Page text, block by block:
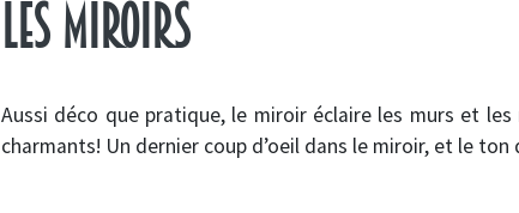
Les miroirs
Aussi déco que pratique, le miroir éclaire les murs et
charmants! Un dernier coup d’oeil dans le miroir, et le